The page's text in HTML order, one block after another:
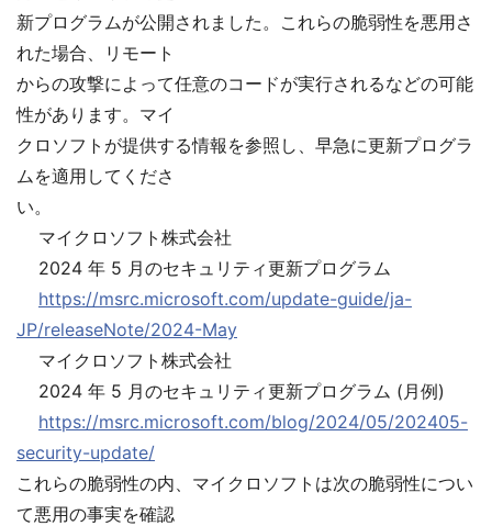
新プログラムが公開されました。これらの脆弱性を悪用さ
れた場合、リモート
からの攻撃によって任意のコードが実行されるなどの可能
性があります。マイ
クロソフトが提供する情報を参照し、早急に更新プログラ
ムを適用してくださ
い。
マイクロソフト株式会社
2024 年 5 月のセキュリティ更新プログラム
https://msrc.microsoft.com/update-guide/ja-
JP/releaseNote/2024-May
マイクロソフト株式会社
2024 年 5 月のセキュリティ更新プログラム (月例)
https://msrc.microsoft.com/blog/2024/05/202405-
security-update/
これらの脆弱性の内、マイクロソフトは次の脆弱性につい
て悪用の事実を確認